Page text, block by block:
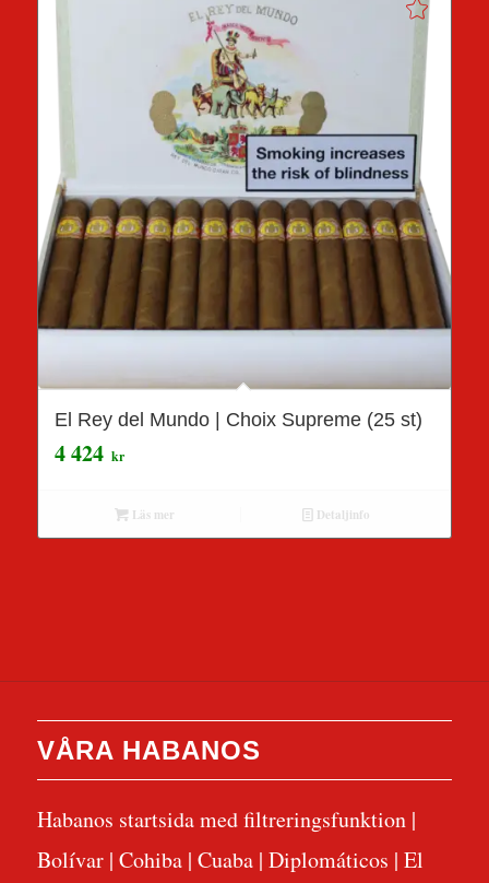
El Rey del Mundo | Choix Supreme (25 st)
4 424 kr
Läs mer Detaljinfo
VÅRA HABANOS
Habanos startsida med filtreringsfunktion|
Bolívar| Cohiba| Cuaba| Diplomáticos | El